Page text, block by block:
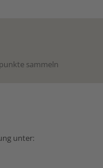
sammeln
unter: